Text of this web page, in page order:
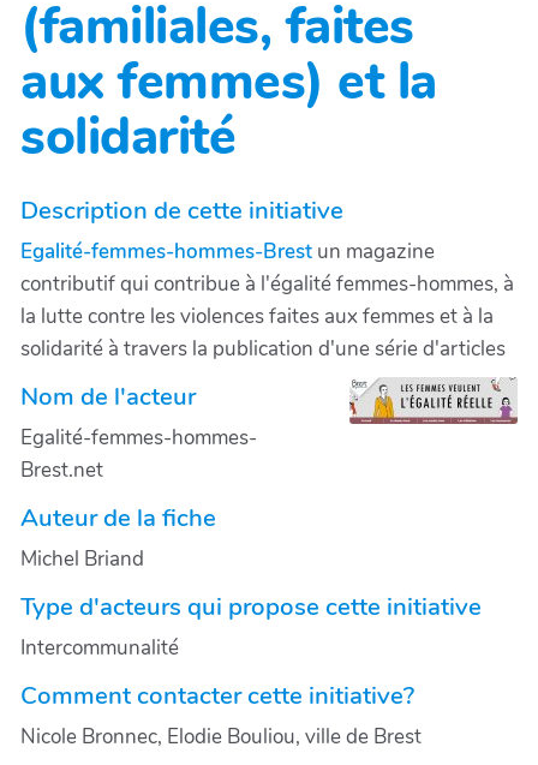
(familiales, faites
aux femmes) et la
solidarité
Description de cette initiative
Egalité-femmes-hommes-Brest un magazine
contributif qui contribue à l'égalité femmes-hommes, à
la lutte contre les violences faites aux femmes et à la
solidarité à travers la publication d'une série d'articles
Nom de l'acteur
Egalité-femmes-hommes-
Brest.net
Auteur de la fiche
Michel Briand
Type d'acteurs qui propose cette initiative
Intercommunalité
Comment contacter cette initiative?
Nicole Bronnec, Elodie Bouliou, ville de Brest